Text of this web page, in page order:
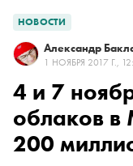
НОВОСТИ
Александр
1 НОЯБРЯ 2017 Г.,
4 и 7
облаков в
200